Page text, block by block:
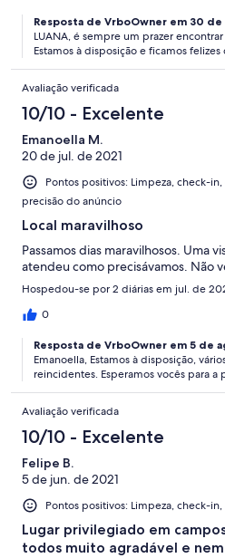
Resposta de VrboOwner em 30 de
LUANA, é sempre um prazer
Estamos à disposição e ficamos
Avaliação verificada
10/10 - Excelente
Emanoella M.
20 de jul. de 2021
Pontos positivos: Limpeza, check-
precisão do anúncio
Local maravilhoso
Passamos dias maravilhosos. Uma
atendeu como precisávamos. Não
Hospedou-se por 2 diárias em jul. de
0
Resposta de VrboOwner em 5 de
Emanoella, Estamos à disposição,
reincidentes. Esperamos vocês para a
Avaliação verificada
10/10 - Excelente
Felipe B.
5 de jun. de 2021
Pontos positivos: Limpeza, check-
Lugar privilegiado em
todos muito agradável e